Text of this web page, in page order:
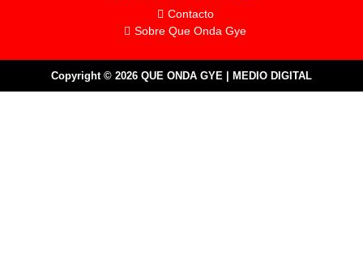
Contacto
Sobre Que Onda Gye
Copyright © 2026 QUE ONDA GYE | MEDIO DIGITAL